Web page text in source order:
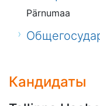
Pärnumaa
Кандидаты